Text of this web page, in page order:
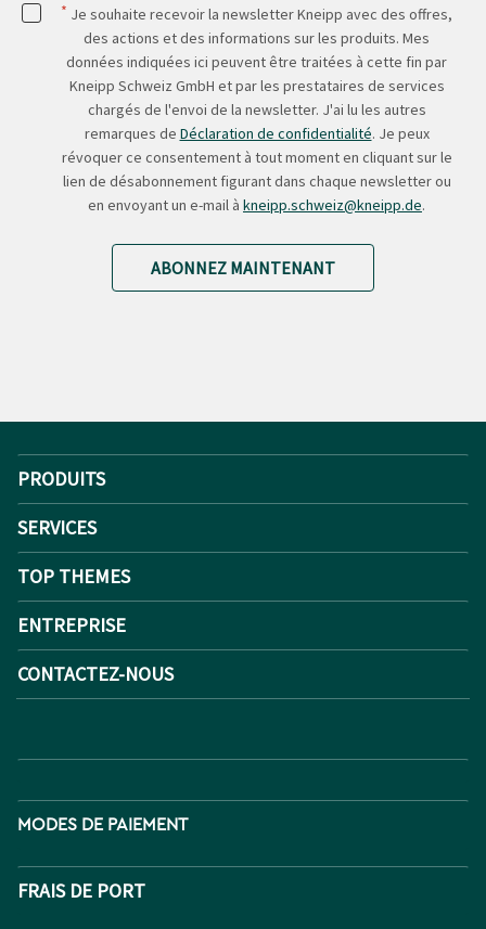
* Je souhaite recevoir la newsletter Kneipp avec des offres,
des actions et des informations sur les produits. Mes
données indiquées ici peuvent être traitées à cette fin par
Kneipp Schweiz GmbH et par les prestataires de services
chargés de l'envoi de la newsletter. J'ai lu les autres
remarques de Déclaration de confidentialité. Je peux
révoquer ce consentement à tout moment en cliquant sur le
lien de désabonnement figurant dans chaque newsletter ou
en envoyant un e-mail à kneipp.schweiz@kneipp.de.
ABONNEZ MAINTENANT
PRODUITS
SERVICES
TOP THEMES
ENTREPRISE
CONTACTEZ-NOUS
MODES DE PAIEMENT
FRAIS DE PORT